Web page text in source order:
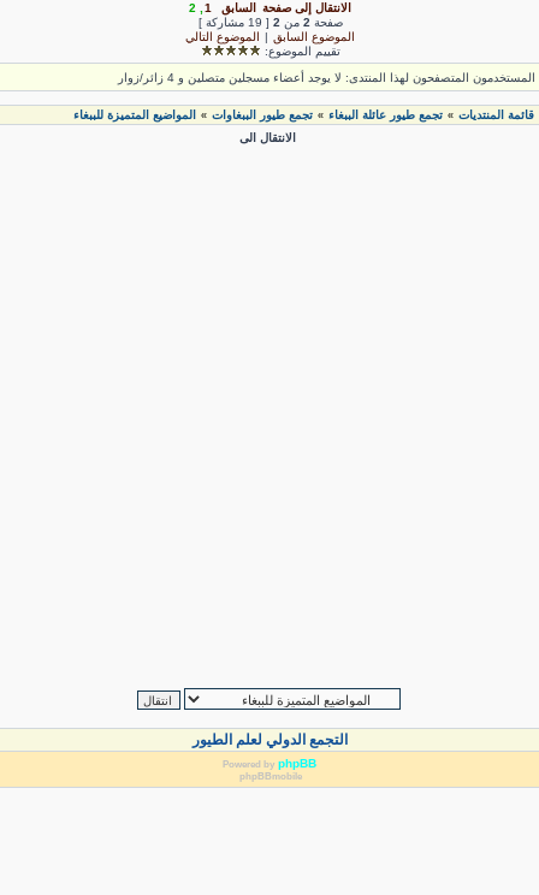
الانتقال إلى صفحة السابق ,
2
صفحة2من 2[ 19 مشاركة ]
الموضوع السابق| الموضوع التالي
تقييم الموضوع:
المستخدمون المتصفحون لهذا المنتدى: لا يوجد أعضاء مسجلين متصلين و 4 زائر/زوار
قائمة المنتديات» تجمع طيور عائلة الببغاء» تجمع طيور الببغاوات»
المواضيع المتميزة للببغاء
الانتقال الى
التجمع الدولي لعلم الطيور
Powered byphpBB
phpBBmobile